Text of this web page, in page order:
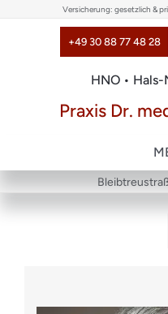
Versicherung: gesetzlich &
HNO •
+49 30 88 77 48 28
Praxis Dr.
Home